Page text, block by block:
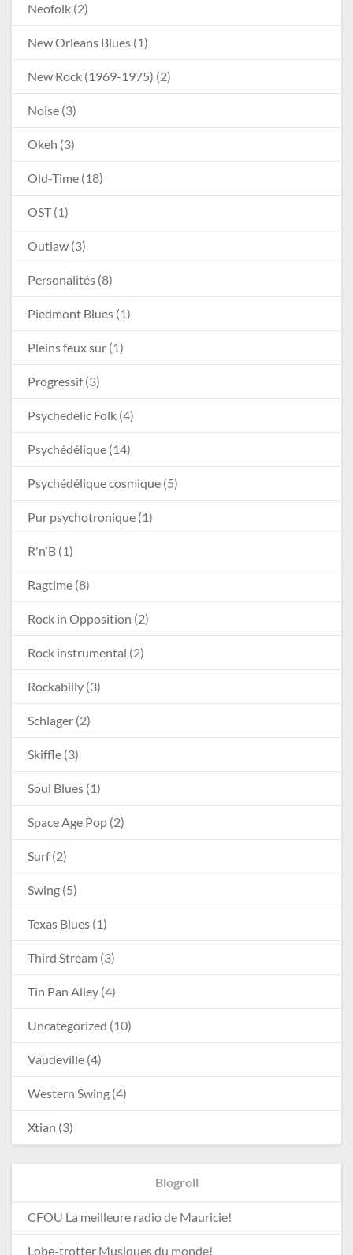
Neofolk (2)
New Orleans Blues (1)
New Rock (1969-1975) (2)
Noise (3)
Okeh (3)
Old-Time (18)
OST(1)
Outlaw (3)
Personalités (8)
Piedmont Blues (1)
Pleins feux sur (1)
Progressif(3)
Psychedelic Folk (4)
Psychédélique (14)
Psychédélique cosmique (5)
Pur psychotronique (1)
R'n'B (1)
Ragtime (8)
Rock in Opposition (2)
Rock instrumental (2)
Rockabilly (3)
Schlager (2)
Skiffle (3)
Soul Blues (1)
Space Age Pop (2)
Surf(2)
Swing (5)
Texas Blues (1)
Third Stream (3)
Tin Pan Alley (4)
Uncategorized (10)
Vaudeville (4)
Western Swing (4)
Xtian (3)
Blogroll
CFOU La meilleure radio de Mauricie!
Lobe-trotter Musiques du monde!